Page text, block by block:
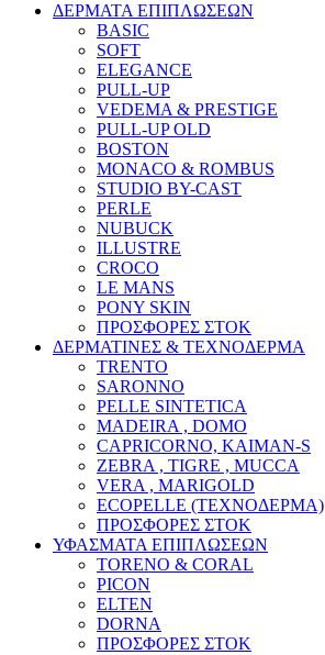
ΔΕΡΜΑΤΑ ΕΠΙΠΛΩΣΕΩΝ
BASIC
SOFT
ELEGANCE
PULL-UP
VEDEMA & PRESTIGE
PULL-UP OLD
BOSTON
MONACO & ROMBUS
STUDIO BY-CAST
PERLE
NUBUCK
ILLUSTRE
CROCO
LE MANS
PONY SKIN
ΠΡΟΣΦΟΡΕΣ ΣΤΟΚ
ΔΕΡΜΑΤΙΝΕΣ & ΤΕΧΝΟΔΕΡΜΑ
TRENTO
SARONNO
PELLE SINTETICA
MADEIRA , DOMO
CAPRICORNO, KAIMAN-S
ZEBRA , TIGRE , MUCCA
VERA , MARIGOLD
ECOPELLE (ΤΕΧΝΟΔΕΡΜΑ)
ΠΡΟΣΦΟΡΕΣ ΣΤΟΚ
ΥΦΑΣΜΑΤΑ ΕΠΙΠΛΩΣΕΩΝ
TORENO & CORAL
PICON
ELTEN
DORNA
ΠΡΟΣΦΟΡΕΣ ΣΤΟΚ